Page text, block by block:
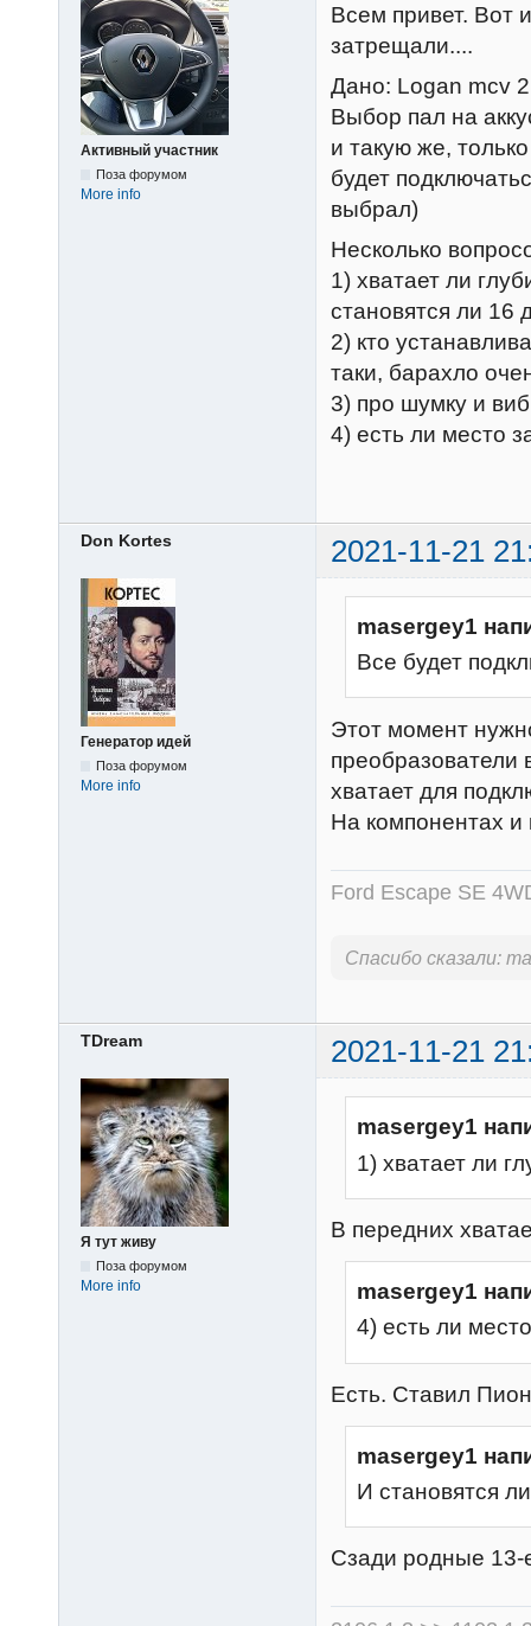
Активный участник
Поза форумом
More info
Всем привет. Вот
затрещали....
Дано: Logan mcv
Выбор пал на
и такую же,
будет
выбрал)
Несколько
1) хватает ли
становятся ли 16
2) кто
таки, барахло
3) про шумку и
4) есть ли место
Don Kortes 2021-11-21
Генератор идей
Поза форумом
More info
masergey1
Все будет
Этот момент
хватает для
На компонентах и
Ford Escape SE
Спасибо сказали:
TDream 2021-11-21
Я тут живу
Поза форумом
More info
masergey1
1) хватает ли
В передних
masergey1
4) есть ли
Есть. Ставил
masergey1
И становятся
Сзади родные 13-